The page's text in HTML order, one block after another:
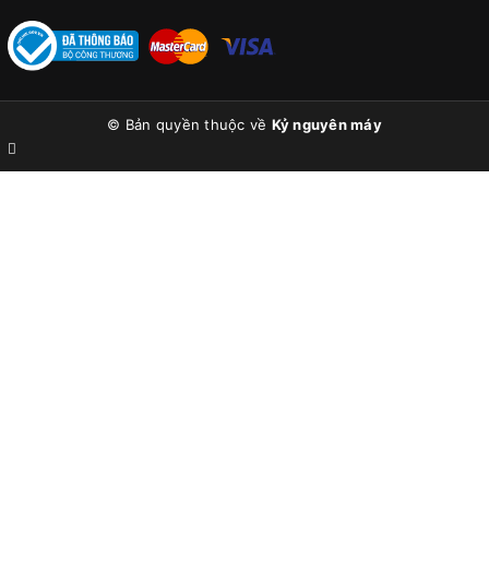
© Bản quyền thuộc về Kỷ nguyên máy